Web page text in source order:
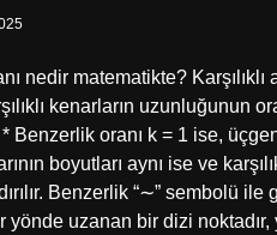
nedir matematikte?
kenarların uzunluğunun
Benzerlik oranı k = 1 ise,
boyutları aynı ise ve
Benzerlik “∼” sembolü
yönde uzanan bir dizi noktadır,